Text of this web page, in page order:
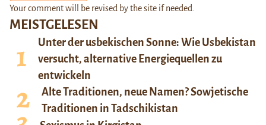
MEISTGELESEN
Unter der usbekischen Sonne: Wie Usbekistan
versucht, alternative Energiequellen zu
entwickeln
Alte Traditionen, neue Namen? Sowjetische
Traditionen in Tadschikistan
Your comment will be revised by the site if needed.